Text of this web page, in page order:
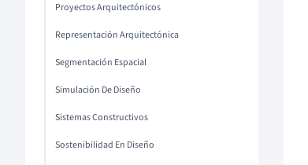
Proyectos Arquitectónicos
Representación Arquitectónica
Segmentación Espacial
Simulación De Diseño
Sistemas Constructivos
Sostenibilidad En Diseño